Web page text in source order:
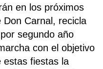
en los próximos
Carnal, recicla
segundo año
con el objetivo
estas fiestas la